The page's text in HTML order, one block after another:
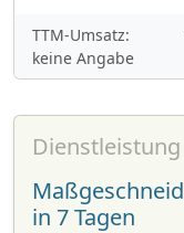
TTM-Umsatz:
keine Angabe
Dienstleistung
in 7 Tagen